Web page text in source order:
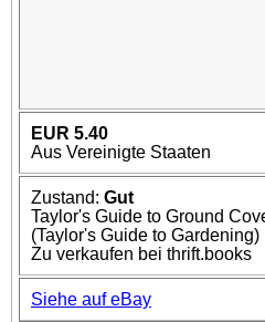
EUR 5.40
Aus Vereinigte Staaten
Zustand: Gut
Taylor's Guide to Ground
(Taylor's Guide to Gardening)
Zu verkaufen bei thrift.books
Siehe auf eBay